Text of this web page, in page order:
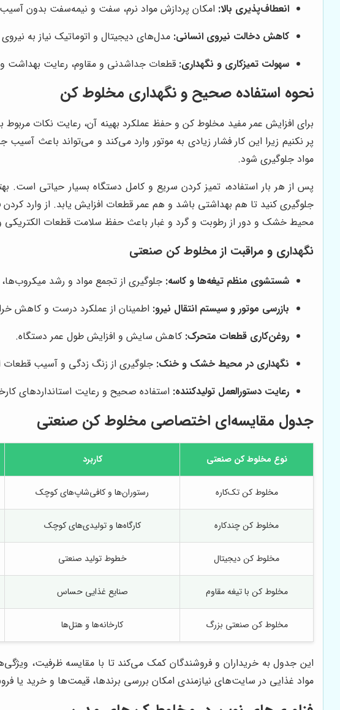
انعطاف‌پذیری بالا: امکان پردازش مواد نرم، سفت و نیمه‌سفت بدون
کاهش دخالت نیروی انسانی: مدل‌های دیجیتال و اتوماتیک نیاز به نیروی
سهولت تمیزکاری و نگهداری: قطعات جداشدنی و مقاوم، رعایت
نحوه استفاده صحیح و نگهداری مخلوط کن
برای افزایش عمر مفید مخلوط کن و حفظ عملکرد بهینه آن، رعایت نکات
پر نکنیم زیرا این کار فشار زیادی به موتور وارد می‌کند و می‌تواند باعث
مواد جلوگیری شود.
پس از هر بار استفاده، تمیز کردن سریع و کامل دستگاه بسیار حیاتی است.
جلوگیری کنید تا هم بهداشتی باشد و هم عمر قطعات افزایش یابد. از وارد کردن
محیط خشک و دور از رطوبت و گرد و غبار باعث حفظ سلامت قطعات
نگهداری و مراقبت از مخلوط کن صنعتی
شستشوی منظم تیغه‌ها و کاسه: جلوگیری از تجمع مواد و رشد
بازرسی موتور و سیستم انتقال نیرو: اطمینان از عملکرد درست و کاهش
روغن‌کاری قطعات متحرک: کاهش سایش و افزایش طول عمر دستگاه.
نگهداری در محیط خشک و خنک: جلوگیری از زنگ زدگی و آسیب قطعات
رعایت دستورالعمل تولیدکننده: استفاده صحیح و رعایت استانداردهای
جدول مقایسه‌ای اختصاصی مخلوط کن صنعتی
نوع مخلوط کن صنعتی کاربرد
مخلوط کن تک‌کاره رستوران‌ها و کافی‌شاپ‌های کوچک
مخلوط کن چندکاره کارگاه‌ها و تولیدی‌های کوچک
مخلوط کن دیجیتال خطوط تولید صنعتی
مخلوط کن با تیغه مقاوم صنایع غذایی حساس
مخلوط کن صنعتی بزرگ کارخانه‌ها و هتل‌ها
این جدول به خریداران و فروشندگان کمک می‌کند تا با مقایسه ظرفیت،
مواد غذایی در سایت‌های نیازمندی امکان بررسی برندها، قیمت‌ها و خرید یا